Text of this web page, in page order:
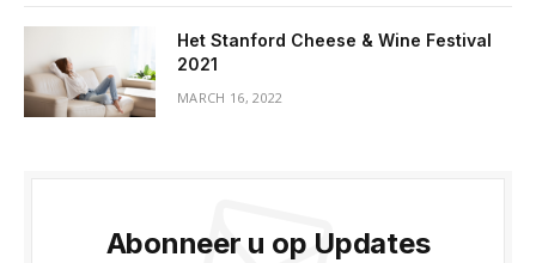
Het Stanford Cheese & Wine Festival
2021
MARCH 16, 2022
Abonneer u op Updates